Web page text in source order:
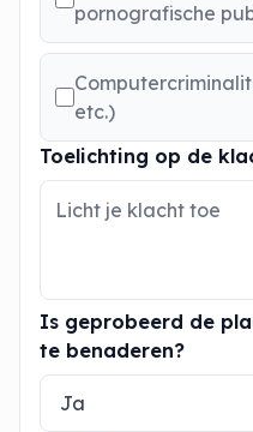
pornografische
etc.)
Toelichting op de
Is geprobeerd de
te benaderen?